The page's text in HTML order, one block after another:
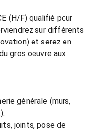
(H/F) qualifié pour
sur différents
et serez en
gros oeuvre aux
générale (murs,
joints, pose de